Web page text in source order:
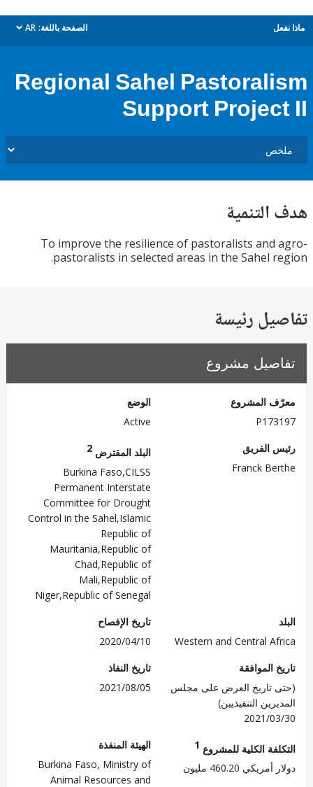
الصفحة باللغة: AR
dropdown
Regional Sahel
Support
To improve the resilience of pastoralists
pastoralists in selected areas in the Sahel
رئيسة
مشروع
المشروع
الفريق
Franck
البلد المقترض
Burkina Faso,CILSS
Permanent Interstate
Committee for Drought
Control in the Sahel,Islamic
Republic of
Mauritania,Republic of
Chad,Republic of
Mali,Republic of
Niger,Republic of Senegal
Western and Central
تاريخ الإفصاح
2020/04/10
الموافقة
تاريخ العرض على مجلس
التنفيذيين)
2021/
تاريخ النفاذ
2021/08/05
الكلية للمشروع1
460.20 مليون
الهيئة المنفذة
Burkina Faso, Ministry of
Animal Resources and